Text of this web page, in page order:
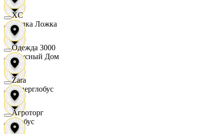
Вилка Ложка
Вкусный Дом
Гиперглобус
Глобус
XC
Одежда 3000
Zara
Агроторг